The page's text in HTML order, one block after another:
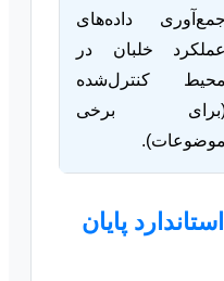
جمع‌آوری داده‌های
عملکرد خلبان در
محیط کنترل‌شده
برخی
موضوعات).
پایان